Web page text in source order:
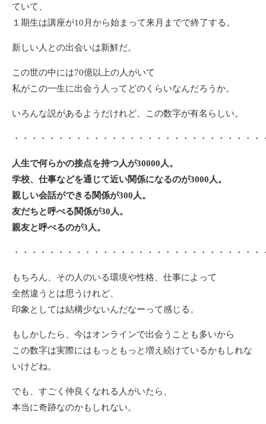
ていて、
１期生は講座が10月から始まって来月までで終了する。
新しい人との出会いは新鮮だ。
この世の中には70億以上の人がいて
私がこの一生に出会う人ってどのくらいなんだろうか。
いろんな説があるようだけれど、この数字が有名らしい。
・・・・・・・・・・・・・・・・・・・・・・・・・・・・
人生で何らかの接点を持つ人が30000人。
学校、仕事などを通じて近い関係になるのが3000人。
親しい会話ができる関係が300人。
友だちと呼べる関係が30人。
親友と呼べるのが3人。
・・・・・・・・・・・・・・・・・・・・・・・・・・・・
もちろん、その人のいる環境や性格、仕事によって
全然違うとは思うけれど、
印象としては結構少ないんだなーって感じる。
もしかしたら、今はオンラインで出会うことも多いから
この数字は実際にはもっともっと増え続けているかもしれな
いけどね。
でも、すごく仲良くなれる人がいたら、
本当に奇跡なのかもしれない。